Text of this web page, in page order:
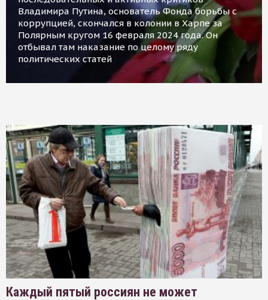
Владимира Путина, основатель Фонда борьбы с
коррупцией, скончался в колонии в Харпе за
Полярным кругом 16 февраля 2024 года. Он
отбывал там наказание по целому ряду
политических статей
Каждый пятый россиян не может